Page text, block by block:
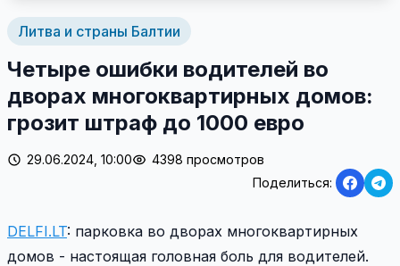
Литва и страны Балтии
Четыре ошибки водителей во
дворах многоквартирных домов:
грозит штраф до 1000 евро
29.06.2024, 10:00
4398 просмотров
Поделиться:
DELFI.LT: парковка во дворах многоквартирных
домов - настоящая головная боль для водителей.